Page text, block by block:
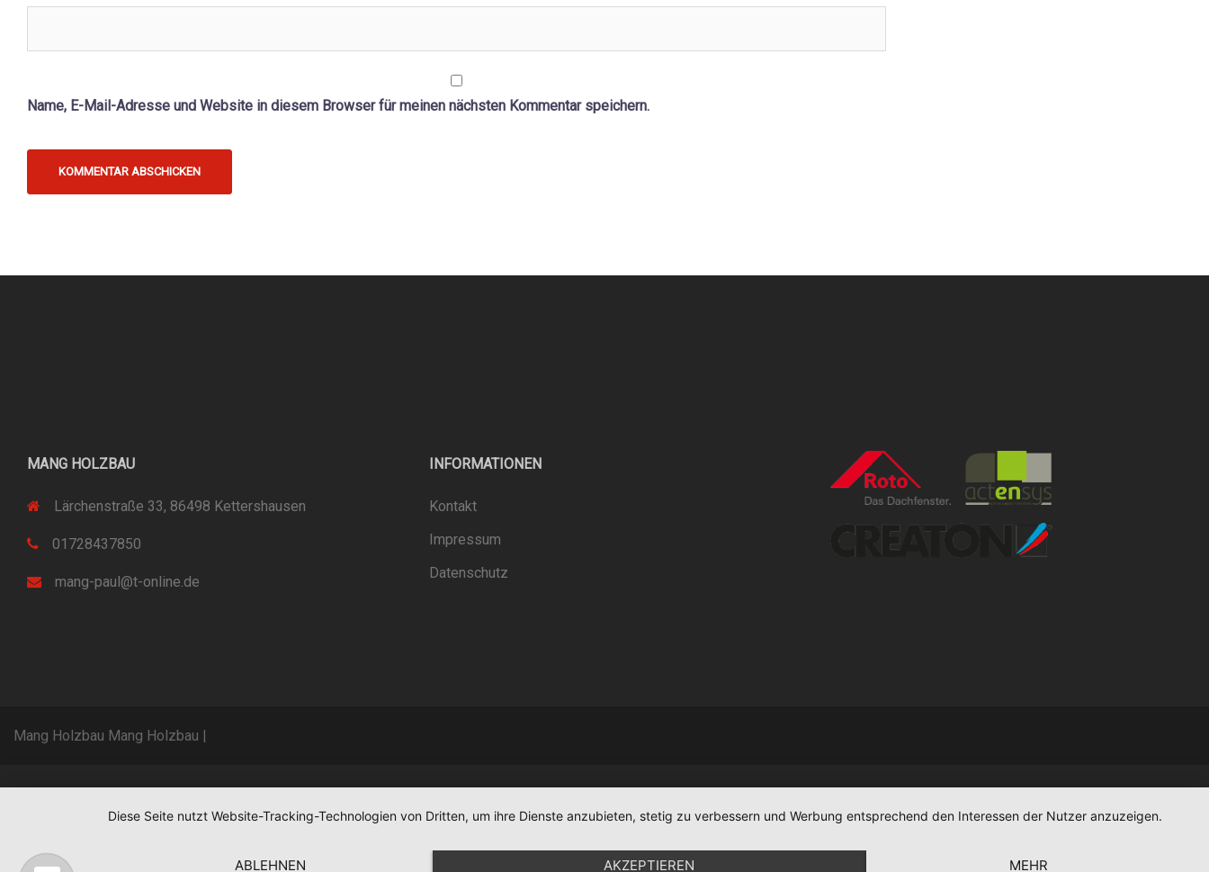
Name, E-Mail-Adresse und Website in diesem Browser für meinen nächsten Kommentar speichern.
MANG HOLZBAU
Lärchenstraße 33, 86498 Kettershausen
01728437850
mang-paul@t-online.de
INFORMATIONEN
Kontakt
Impressum
Datenschutz
Mang Holzbau Mang Holzbau
Diese Seite nutzt Website-Tracking-Technologien von Dritten, um ihre Dienste anzubieten, stetig zu verbessern und Werbung entsprechend den Interessen der Nutzer anzuzeigen.
ABLEHNEN AKZEPTIEREN MEHR